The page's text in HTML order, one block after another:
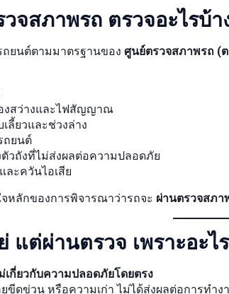
วจสภาพรถ ตรวจอะไรบ้า
ถยนต์ตามมาตรฐานของ ศูนย์ตรวจสภาพรถ (
งสว่างและไฟสัญญาณ
ลี้ยวและช่วงล่าง
ถยนต์
ตัวถังที่ไม่ส่งผลต่อความปลอดภัย
ละควันไอเสีย
หลักของการพิจารณาว่ารถจะ ผ่านตรวจสภา
แต่ผ่านตรวจ เพราะอะไ
เกี่ยวกับความปลอดภัยโดยตรง
ขีดข่วน หรือความเก่า ไม่ได้ส่งผลต่อการท